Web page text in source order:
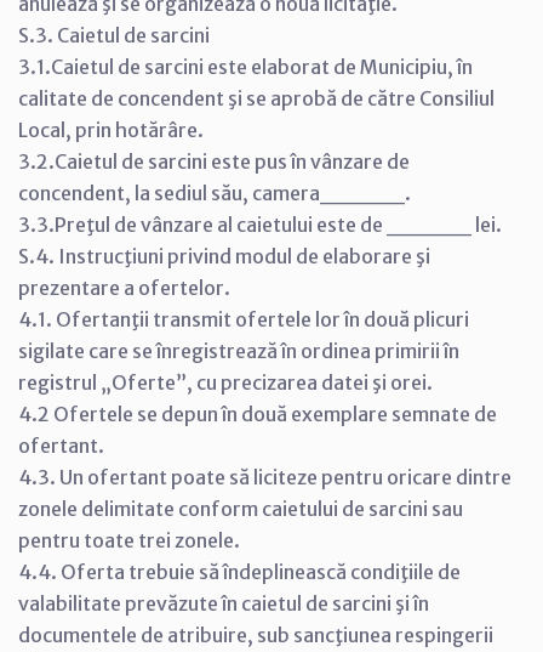
S.3. Caietul de sarcini
3.1.Caietul de sarcini este elaborat de Municipiu, în
calitate de concendent şi se aprobă de către Consiliul
Local, prin hotărâre.
3.2.Caietul de sarcini este pus în vânzare de
concendent, la sediul său, camera_____.
3.3.Preţul de vânzare al caietului este de _____ lei.
S.4. Instrucţiuni privind modul de elaborare şi
prezentare a ofertelor.
4.1. Ofertanţii transmit ofertele lor în două plicuri
sigilate care se înregistrează în ordinea primirii în
registrul „Oferte”, cu precizarea datei şi orei.
4.2 Ofertele se depun în două exemplare semnate de
ofertant.
4.3. Un ofertant poate să liciteze pentru oricare dintre
zonele delimitate conform caietului de sarcini sau
pentru toate trei zonele.
4.4. Oferta trebuie să îndeplinească condiţiile de
valabilitate prevăzute în caietul de sarcini şi în
documentele de atribuire, sub sancţiunea respingerii